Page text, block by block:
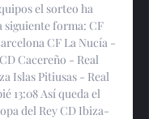
el sorteo ha
siguiente forma: CF
CF La Nucía -
Cacereño - Real
Islas Pitiusas - Real
13:08 Así queda el
del Rey CD Ibiza-